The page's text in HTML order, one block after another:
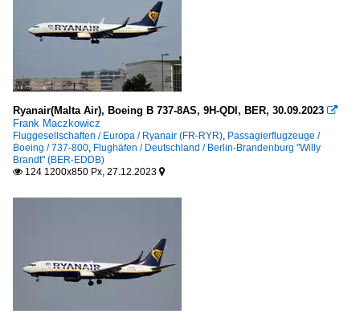
Ryanair(Malta Air), Boeing B 737-8AS, 9H-QDI, BER, 30.09.2023 
Frank Maczkowicz
Fluggesellschaften / Europa / Ryanair (FR-RYR), Passagierflugzeuge /
Boeing / 737-800, Flughäfen / Deutschland / Berlin-Brandenburg "Willy
Brandt" (BER-EDDB)
 124 1200x850 Px, 27.12.2023 